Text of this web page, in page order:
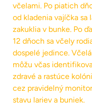
včelami. Po piatich
od kladenia vajíčka sa
zakuklia v bunke. Po
12 dňoch sa včely
dospelé jedince.
môžu včas
zdravé a rastúce
cez pravidelný
stavu lariev a buniek.